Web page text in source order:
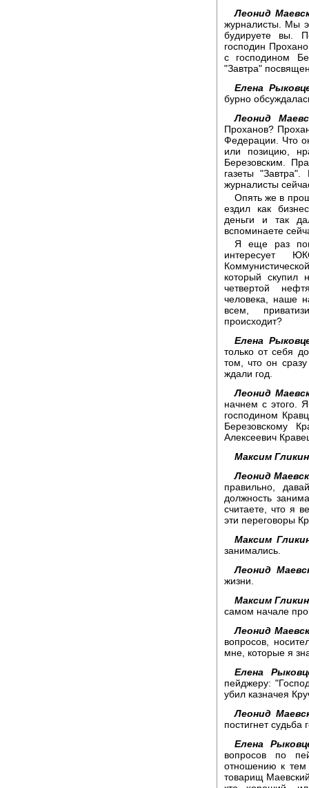
Леонид
журналисты. Мы
будируете вы.
господин
с господином
"Завтра"
Елена
бурно
Леонид
Проханов?
Федерации. Что
или позицию,
Березовским.
газеты
журналисты
Опять же в
ездил как
деньги и так
вспоминаете
Я еще раз
интересует
который скупил
четвертой
человека, наше
всем,
происходит?
Елена
только от себя
том, что он
ждали год.
Леонид
начнем с этого.
господином
Березовскому
Алексеевич
Максим
Леонид
правильно,
должность
считаете, что я
эти переговоры
Максим
занимались.
Леонид
жизни.
Максим
самом начале
Леонид
вопросов,
мне, которые я
Елена
пейджеру:
убил казначея
Леонид
постигнет судьба
Елена
вопросов по
отношению к
товарищ